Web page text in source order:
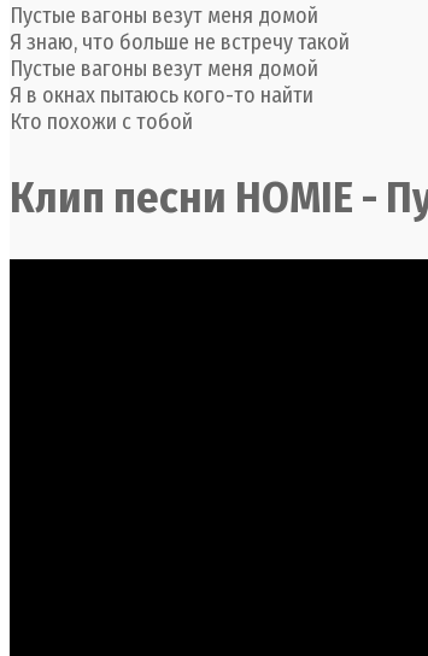
Пустые вагоны везут меня домой
Я знаю, что больше не встречу такой
Пустые вагоны везут меня домой
Я в окнах пытаюсь кого-то найти
Кто похожи с тобой
Клип песни HOMIE -